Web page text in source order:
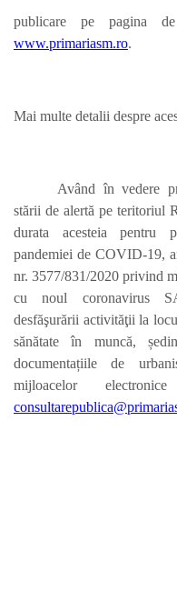
publicare pe pagina
www.primariasm.ro.
Mai multe detalii despre
Având în vedere
stării de alertă pe teritoriul
durata acesteia pentru
pandemiei de COVID-19,
nr. 3577/831/2020 privind
cu noul coronavirus
desfăşurării activităţii la
sănătate în muncă,
documentațiile de
mijloacelor